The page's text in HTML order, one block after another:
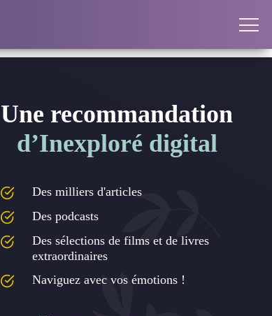
Une recommandation
d’Inexploré digital
Des milliers d'articles
Des podcasts
Des sélections de films et de livres
extraordinaires
Naviguez avec vos émotions !